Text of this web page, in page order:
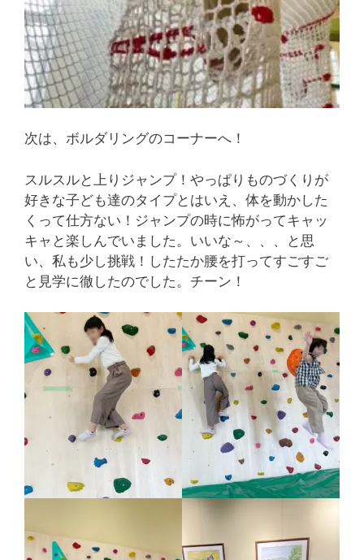
次は、ボルダリングのコーナーへ！
スルスルと上りジャンプ！やっぱりものづくりが
好きな子ども達のタイプとはいえ、体を動かした
くって仕方ない！ジャンプの時に怖がってキャッ
キャと楽しんでいました。いいな～、、、と思
い、私も少し挑戦！したたか腰を打ってすごすご
と見学に徹したのでした。チーン！